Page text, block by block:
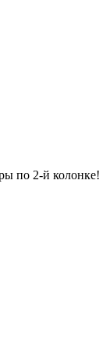
по 2-й колонке!